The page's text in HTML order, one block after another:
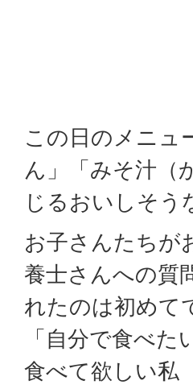
この日のメニュ
ん」「みそ汁（
じるおいしそう
お子さんたちが
養士さんへの質
れたのは初めて
「自分で食べ
食べて欲しい私